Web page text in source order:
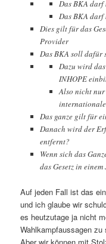
Das BKA darf
Das BKA darf
Dies gilt für das
Provider
Das BKA soll dafür
Dazu wird
INHOPE
Also nicht nur
Das ganze gilt für
Danach wird der
entfernt?
Wenn sich das
das Gesetz in
Auf jeden Fall ist das
und ich glaube wir
es heutzutage ja nicht
Wahlkampfaussagen zu